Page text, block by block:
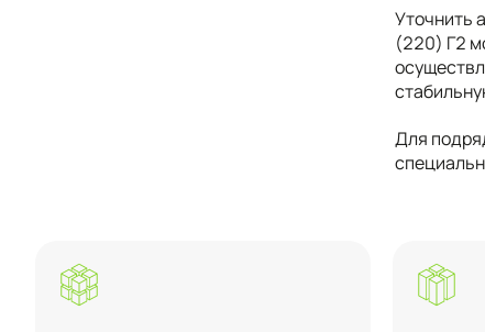
Уточнить
(220) Г2
Для